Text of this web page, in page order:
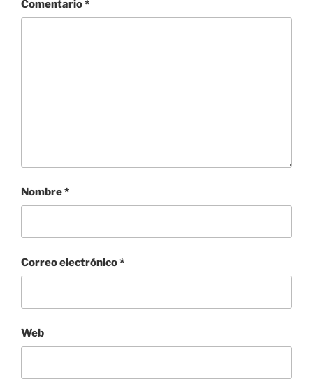
Comentario*
Nombre*
Correo electrónico*
Web